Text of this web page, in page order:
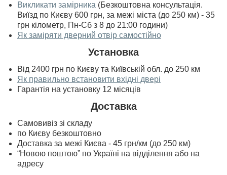
Викликати замірника (Безкоштовна консультація.
Виїзд по Києву 600 грн, за межі міста (до 250 км) - 35
грн кілометр, Пн-Сб з 8 до 21:00 години)
Як заміряти дверний отвір самостійно
Установка
Від 2400 грн по Києву та Київській обл. до 250 км
Як правильно встановити вхідні двері
Гарантія на установку 12 місяців
Доставка
Самовивіз зі складу
по Києву безкоштовно
Доставка за межі Києва - 45 грн/км (до 250 км)
“Новою поштою” по Україні на відділення або на
адресу